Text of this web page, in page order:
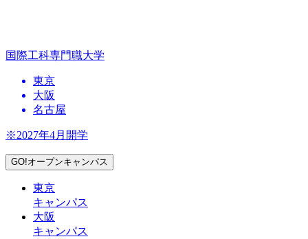
国際工科専門職大学
東京
大阪
名古屋
※2027年4月開学
GO!オープンキャンパス
東京
キャンパス
大阪
キャンパス